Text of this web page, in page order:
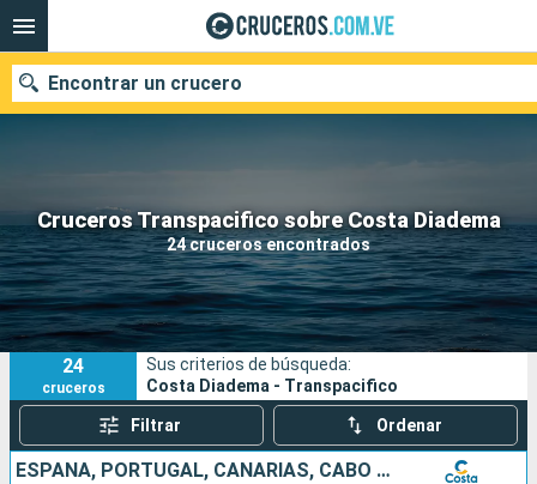
Cruceros Transpacifico sobre Costa Diadema
24 cruceros encontrados
Encontrar un crucero
Nuestros destinos
Fecha de salida
Puertos Compañías
Buscar
24
cruceros
Sus criterios de búsqueda:
Costa Diadema - Transpacifico
Filtrar Ordenar
ESPAÑA, PORTUGAL, CANARIAS, CABO VERDE, BRASIL